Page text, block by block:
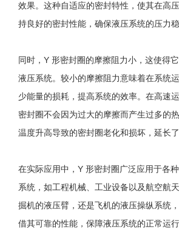
效果。这种自适应的密封特性，使其在高
持良好的密封性能，确保液压系统的压力稳
同时，Y 形密封圈的摩擦阻力小，这使得
液压系统。较小的摩擦阻力意味着在系统
少能量的损耗，提高系统的效率。在高速
密封圈不会因为过大的摩擦而产生过多的
温度升高导致的密封圈老化和损坏，延长了
在实际应用中，Y 形密封圈广泛应用于各
系统，如工程机械、工业设备以及航空航
掘机的液压臂，还是飞机的液压操纵系统
借其可靠的性能，保障液压系统的正常运行